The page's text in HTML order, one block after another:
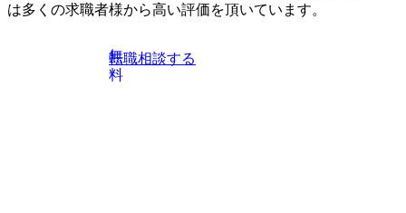
は多くの求職者様から高い評価を頂いています。
無
料
転職相談する